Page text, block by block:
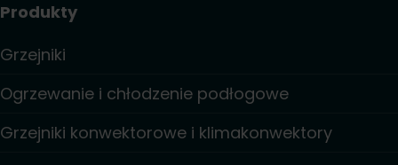
Produkty
Grzejniki
Ogrzewanie i chłodzenie podłogowe
Grzejniki konwektorowe i klimakonwektory